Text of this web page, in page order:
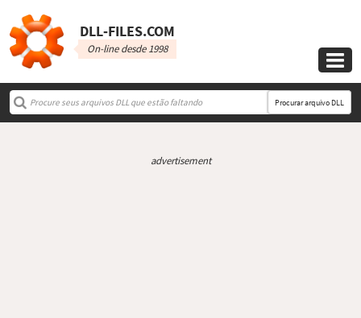
DLL‑FILES.COM
On-line desde 1998

Procurar arquivo DLL
advertisement